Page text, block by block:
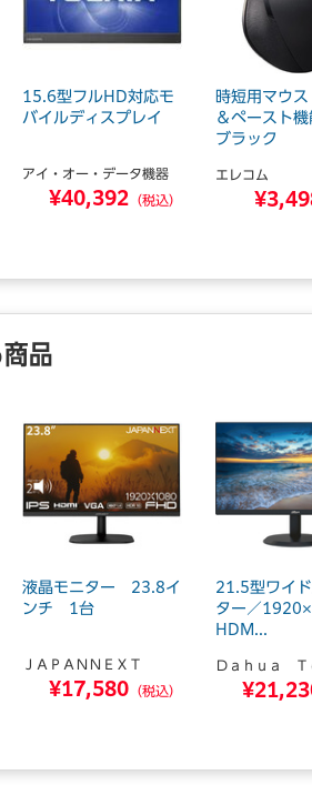
15.6型フルHD対応モ
バイルディスプレイ
アイ・オー・データ機器
¥40,392 （税込）
時短用マウ
＆ペースト
ブラック
エレコム
品
液晶モニター 23.8イ
ンチ 1台
ＪＡＰＡＮＮＥＸＴ
¥17,580 （税込）
21.5型ワイ
ター／
HDM...
Ｄａｈｕａ Ｔ